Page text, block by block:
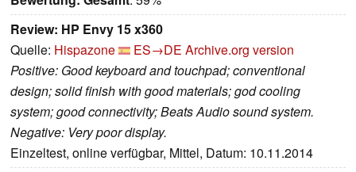
Review: HP Envy 15 x360
Quelle: Hispazone ES→DE Archive.org version
Positive: Good keyboard and touchpad; conventional
design; solid finish with good materials; god cooling
system; good connectivity; Beats Audio sound system.
Negative: Very poor display.
Einzeltest, online verfügbar, Mittel, Datum: 10.11.2014